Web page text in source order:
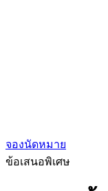
จองนัดหมาย
ข้อเสนอพิเศษ